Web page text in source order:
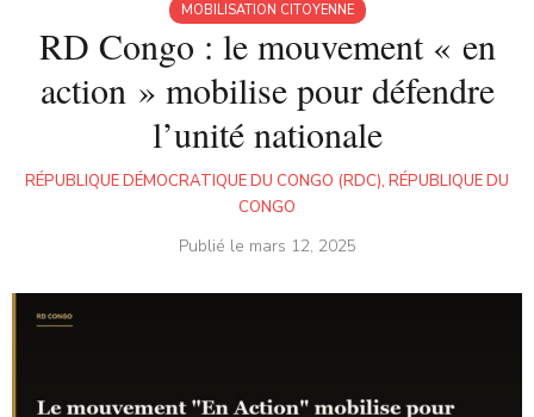
MOBILISATION CITOYENNE
RD Congo : le mouvement « en
action » mobilise pour défendre
l’unité nationale
RÉPUBLIQUE DÉMOCRATIQUE DU CONGO (RDC), RÉPUBLIQUE DU
CONGO
Publié le mars 12, 2025